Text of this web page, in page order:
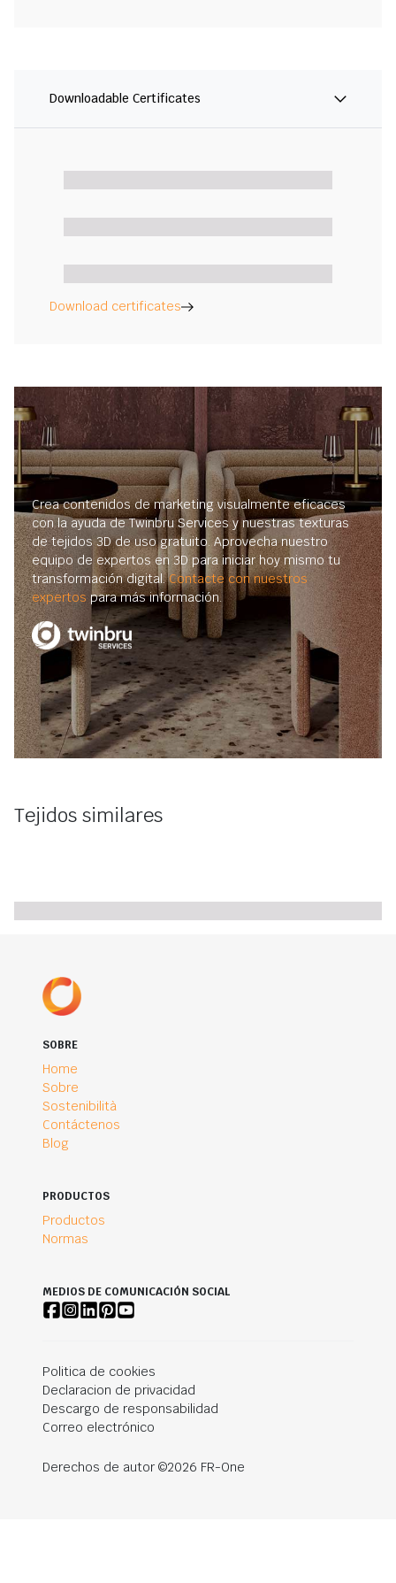
Downloadable Certificates
Download certificates
Crea contenidos de marketing visualmente eficaces
con la ayuda de Twinbru Services y nuestras texturas
de tejidos 3D de uso gratuito. Aprovecha nuestro
equipo de expertos en 3D para iniciar hoy mismo tu
transformación digital.Contacte con nuestros
expertos para más información.
Tejidos similares
SOBRE
Home
Sobre
Sostenibilità
Contáctenos
Blog
PRODUCTOS
Productos
Normas
MEDIOS DE COMUNICACIÓN SOCIAL
Politica de cookies
Declaracion de privacidad
Descargo de responsabilidad
Correo electrónico
Derechos de autor ©2026 FR-One